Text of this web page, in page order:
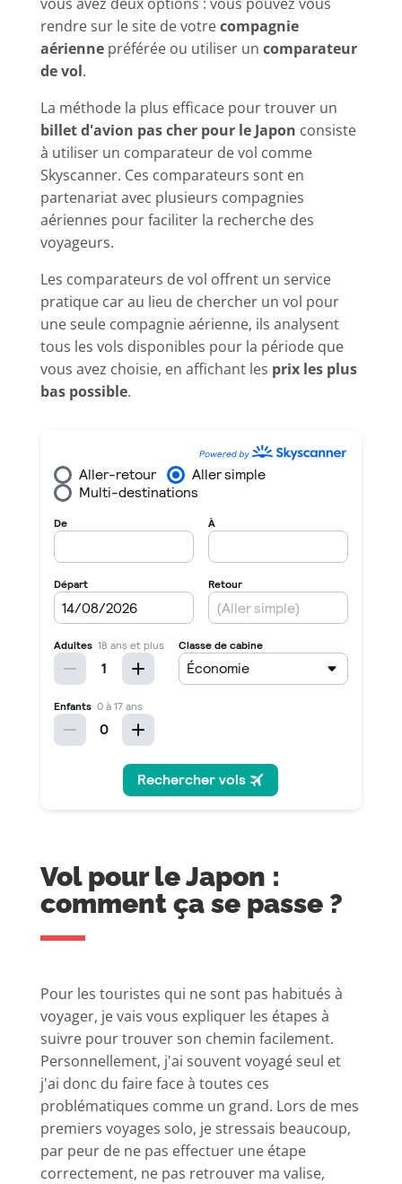
rendre sur le site de votrecompagnie
aériennepréférée ou utiliser un comparateur
de vol.
La méthode la plus efficace pour trouver un
billet d'avion pas cher pour le Japon consiste
à utiliser un comparateur de vol comme
Skyscanner. Ces comparateurs sont en
partenariat avec plusieurs compagnies
aériennes pour faciliter la recherche des
voyageurs.
Les comparateurs de vol offrent un service
pratique car au lieu de chercher un vol pour
une seule compagnie aérienne, ils analysent
tous les vols disponibles pour la période que
vous avez choisie, en affichant les prix les plus
bas possible.
Vol pour le Japon :
comment ça se passe ?
Pour les touristes qui ne sont pas habitués à
voyager, je vais vous expliquer les étapes à
suivre pour trouver son chemin facilement.
Personnellement, j'ai souvent voyagé seul et
j'ai donc du faire face à toutes ces
problématiques comme un grand. Lors de mes
premiers voyages solo, je stressais beaucoup,
par peur de ne pas effectuer une étape
correctement, ne pas retrouver ma valise,